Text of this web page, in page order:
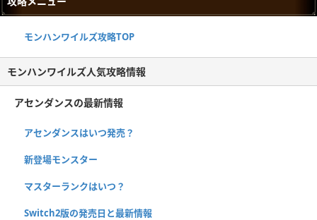
モンハンワイルズ攻略TOP
モンハンワイルズ人気攻略情報
アセンダンスの最新情報
アセンダンスはいつ発売？
新登場モンスター
マスターランクはいつ？
Switch2版の発売日と最新情報